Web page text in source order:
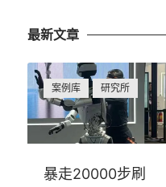
最新文章
案例库 研究所
暴走20000步刷